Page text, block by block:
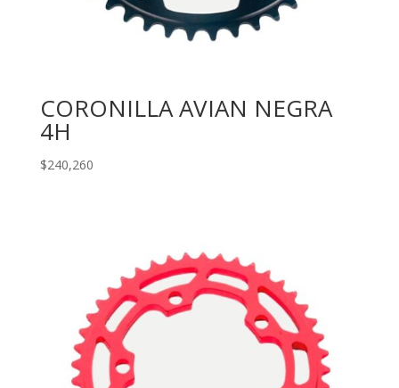
CORONILLA AVIAN NEGRA
4H
$240,260